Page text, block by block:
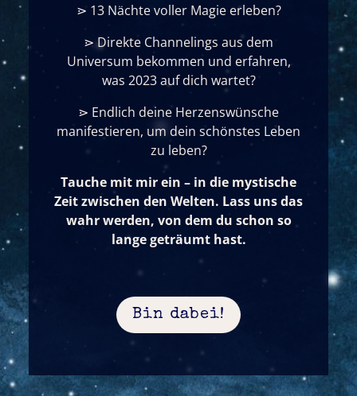
⋗ 13 Nächte voller Magie erleben?
⋗ Direkte Channelings aus dem
Universum bekommen und erfahren,
was 2023 auf dich wartet?
⋗ Endlich deine Herzenswünsche
manifestieren, um dein schönstes Leben
zu leben?
Tauche mit mir ein – in die mystische
Zeit zwischen den Welten. Lass uns das
wahr werden, von dem du schon so
lange geträumt hast.
Bin dabei!